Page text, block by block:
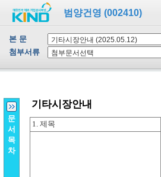
범양건영 (002410)
본 문
첨부서류
문
서
목
차